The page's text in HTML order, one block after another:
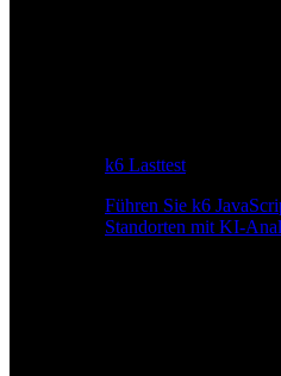
k6 Lasttest
Führen Sie k6
Standorten mit KI-